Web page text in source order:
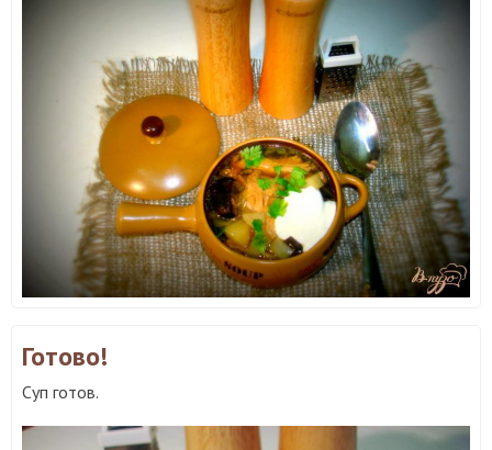
Готово!
Суп готов.